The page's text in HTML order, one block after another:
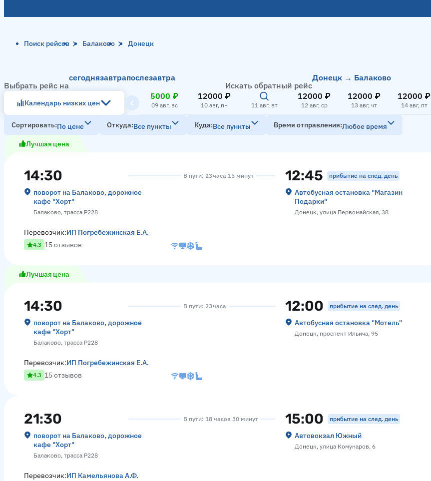
Поиск рейсов Балаково Донецк
Выбрать рейс на
сегоднязавтрапослезавтра
Искать обратный рейс
Донецк → Балаково
Календарь низких цен
5000 ₽
09 авг, вс
12000 ₽
10 авг, пн 11 авг, вт
12000 ₽
12 авг, ср
12000 ₽
13 авг, чт
12000 ₽
14 авг, пт
Сортировать По цене Откуда Все пункты Куда Все пункты Время отправления Любое время
Лучшая цена
14:30
поворот на Балаково, дорожное
кафе "Хорт"
Балаково, трасса Р228
В пути: 23 часа 15 минут 12:45 прибытие на след. день
Автобусная остановка "Магазин
Подарки"
Донецк, улица Первомайская, 38
Перевозчик:ИП Погребежинская Е.А.
4.3 15 отзывов
Лучшая цена
14:30
поворот на Балаково, дорожное
кафе "Хорт"
Балаково, трасса Р228
В пути: 23 часа 12:00 прибытие на след. день
Автобусная остановка "Мотель"
Донецк, проспект Ильича, 95
Перевозчик:ИП Погребежинская Е.А.
4.3 15 отзывов
21:30
поворот на Балаково, дорожное
кафе "Хорт"
Балаково, трасса Р228
В пути: 18 часов 30 минут 15:00 прибытие на след. день
Автовокзал Южный
Донецк, улица Комунаров, 6
Перевозчик:ИП Камельянова А.Ф.